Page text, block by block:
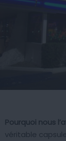
Pourquoi nous
véritable